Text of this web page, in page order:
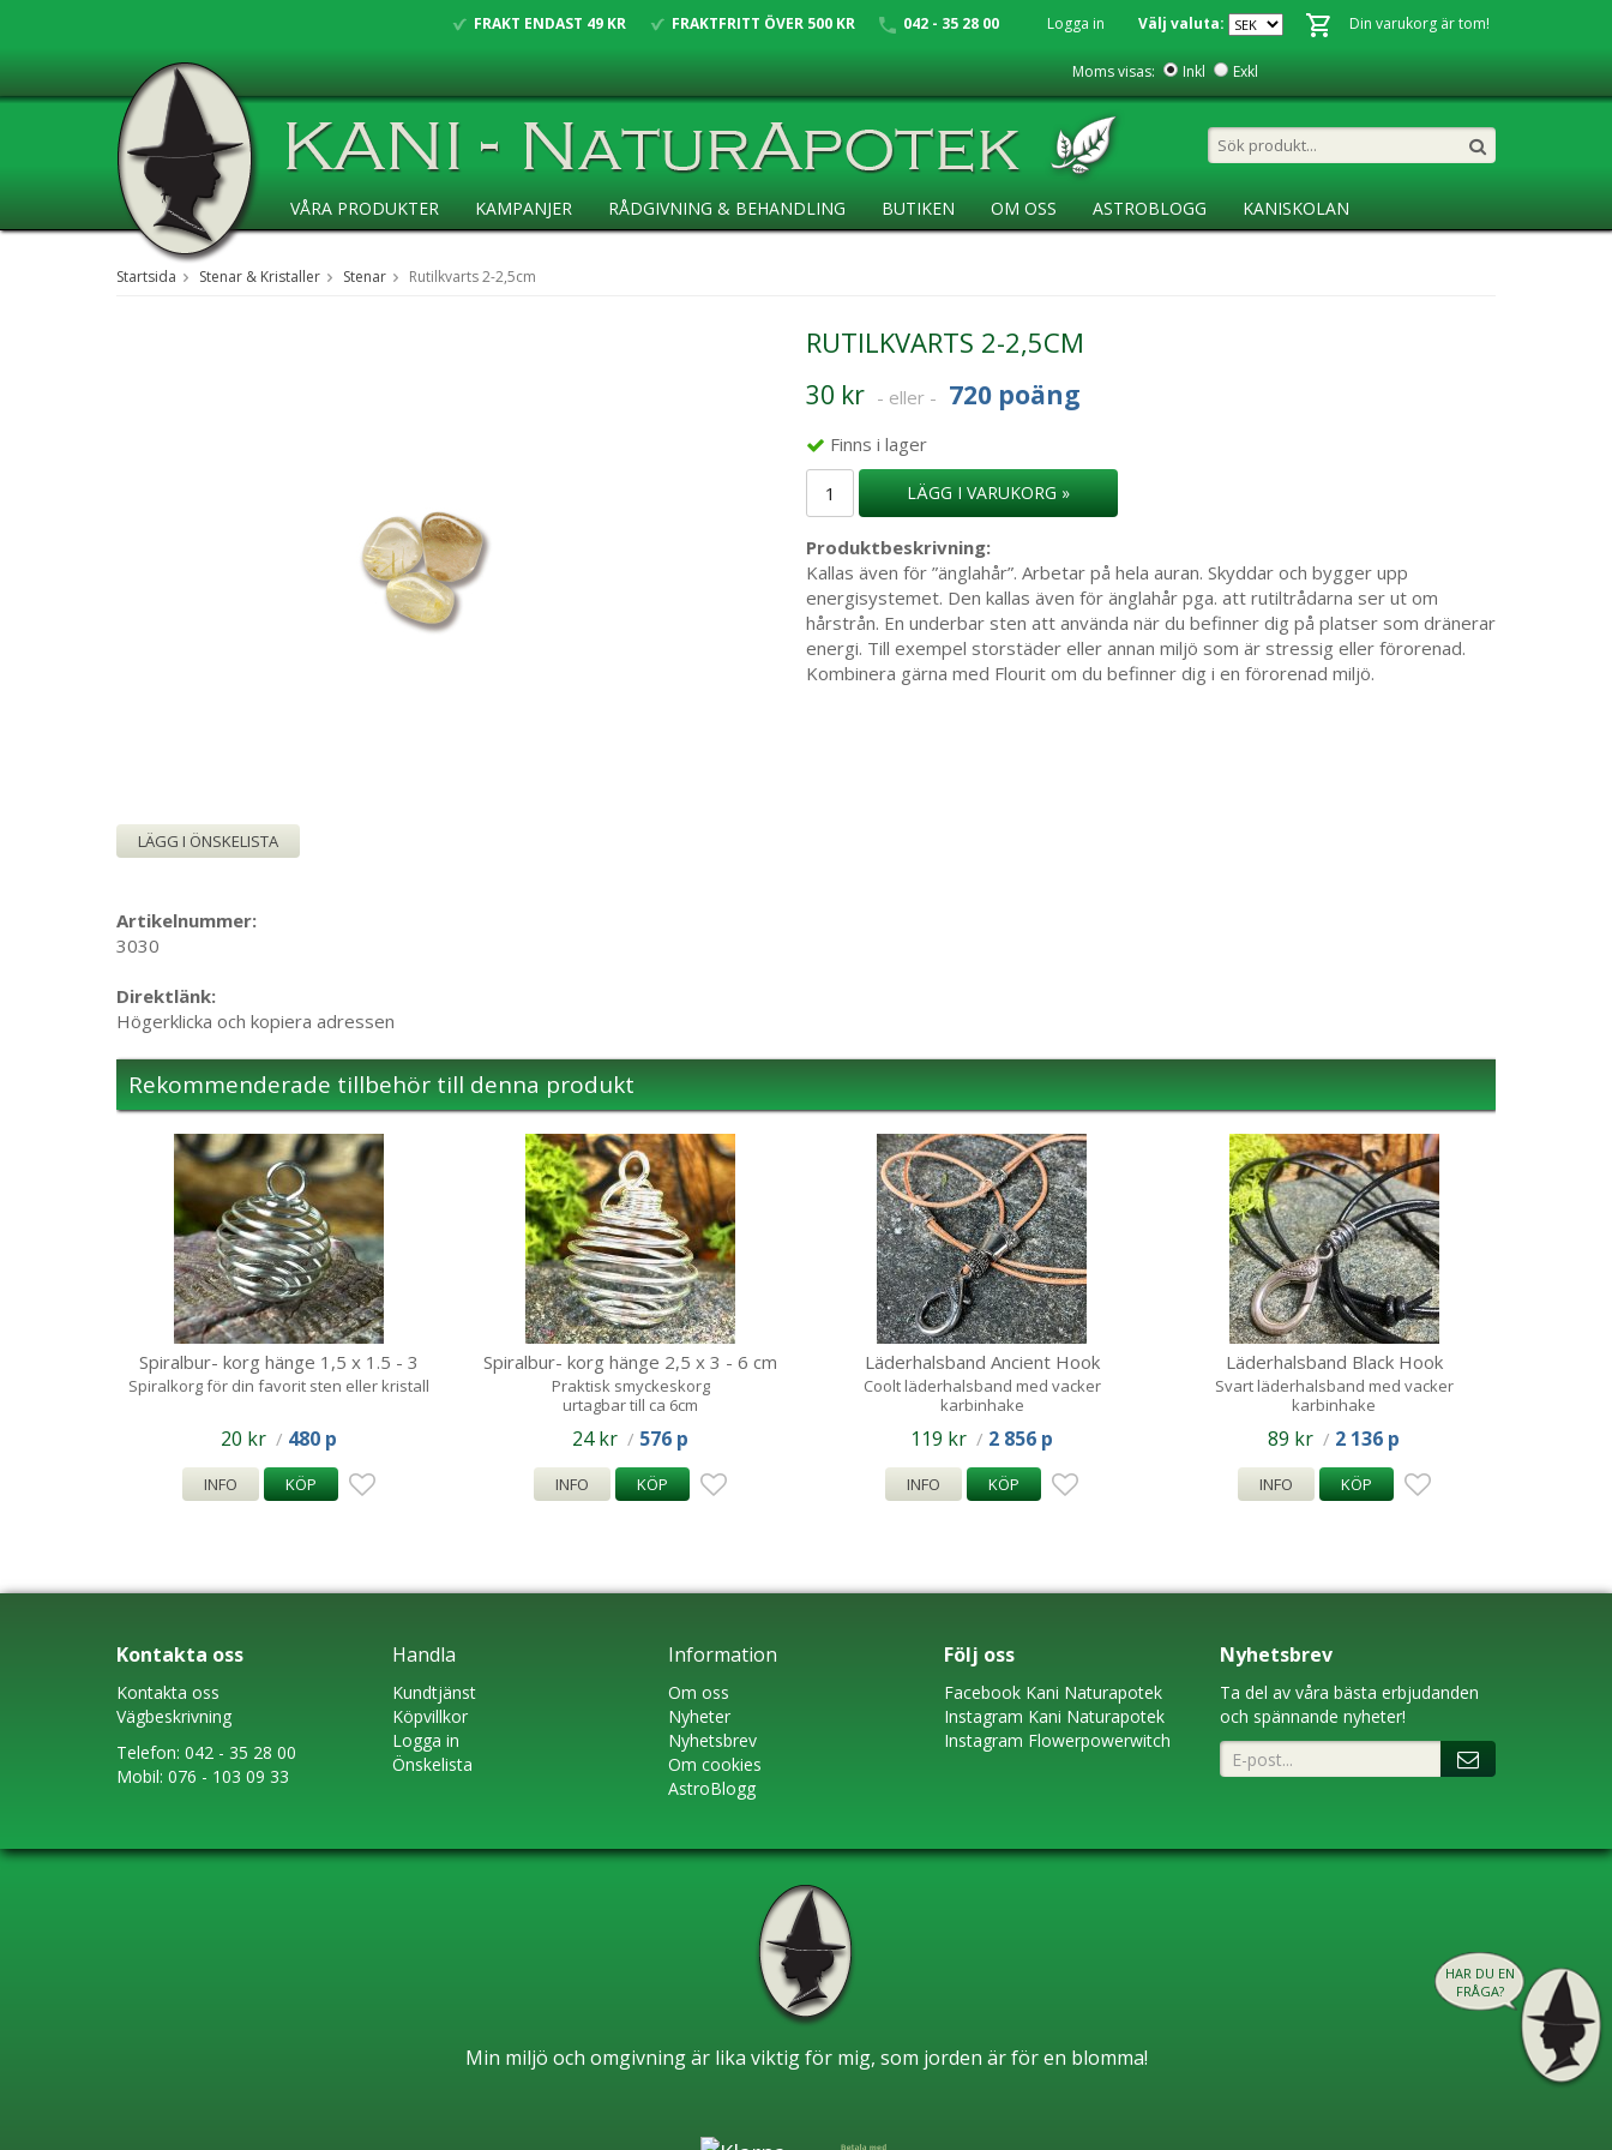
HAR DU EN
FRÅGA?
FRAKT ENDAST 49 KR FRAKTFRITT ÖVER 500 KR 042 - 35 28 00 Din varukorg är tom!
Logga in Välj valuta:
Moms visas: Inkl Exkl
VÅRA PRODUKTER KAMPANJER RÅDGIVNING & BEHANDLING BUTIKEN OM OSS ASTROBLOGG KANISKOLAN
Startsida Stenar & Kristaller Stenar Rutilkvarts 2-2,5cm
RUTILKVARTS 2-2,5CM
30 kr - eller - 720 poäng
Finns i lager
LÄGG I VARUKORG »
Produktbeskrivning:
Kallas även för ”änglahår”. Arbetar på hela auran. Skyddar och bygger upp
energisystemet. Den kallas även för änglahår pga. att rutiltrådarna ser ut om
hårstrån. En underbar sten att använda när du befinner dig på platser som dränerar
energi. Till exempel storstäder eller annan miljö som är stressig eller förorenad.
Kombinera gärna med Flourit om du befinner dig i en förorenad miljö.
LÄGG I ÖNSKELISTA
Artikelnummer:
3030
Direktlänk:
Högerklicka och kopiera adressen
Rekommenderade tillbehör till denna produkt
Spiralbur- korg hänge 1,5 x 1.5 - 3
Spiralkorg för din favorit sten eller kristall
20 kr / 480 p
INFO KÖP
Spiralbur- korg hänge 2,5 x 3 - 6 cm
Praktisk smyckeskorg
urtagbar till ca 6cm
24 kr / 576 p
INFO KÖP
Läderhalsband Ancient Hook
Coolt läderhalsband med vacker
karbinhake
119 kr / 2 856 p
INFO KÖP
Läderhalsband Black Hook
Svart läderhalsband med vacker
karbinhake
89 kr / 2 136 p
INFO KÖP
Kontakta oss
Kontakta oss
Vägbeskrivning
Telefon: 042 - 35 28 00
Mobil: 076 - 103 09 33
Handla
Kundtjänst
Köpvillkor
Logga in
Önskelista
Information
Om oss
Nyheter
Nyhetsbrev
Om cookies
AstroBlogg
Följ oss
Facebook Kani Naturapotek
Instagram Kani Naturapotek
Instagram Flowerpowerwitch
Nyhetsbrev
Ta del av våra bästa erbjudanden
och spännande nyheter!
Min miljö och omgivning är lika viktig för mig, som jorden är för en blomma!